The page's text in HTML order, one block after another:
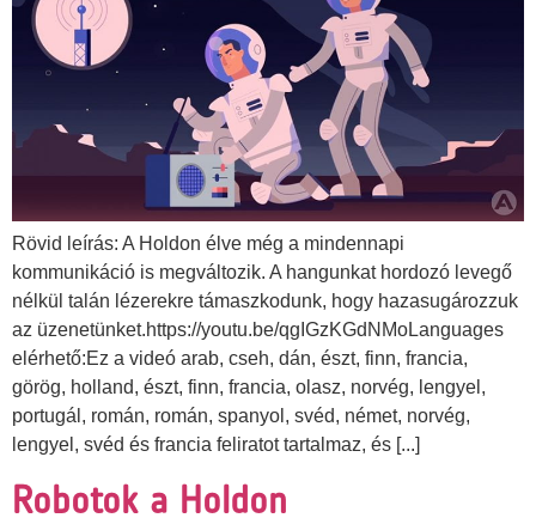
Rövid leírás: A Holdon élve még a mindennapi
kommunikáció is megváltozik. A hangunkat hordozó levegő
nélkül talán lézerekre támaszkodunk, hogy hazasugározzuk
az üzenetünket.https://youtu.be/qgIGzKGdNMoLanguages
elérhető:Ez a videó arab, cseh, dán, észt, finn, francia,
görög, holland, észt, finn, francia, olasz, norvég, lengyel,
portugál, román, román, spanyol, svéd, német, norvég,
lengyel, svéd és francia feliratot tartalmaz, és [...]
Robotok a Holdon